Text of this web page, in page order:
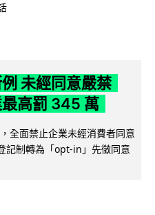
未經同意嚴禁
高罰 345 萬
全面禁止企業未經消費者同意
記制轉為「opt-in」先徵同意